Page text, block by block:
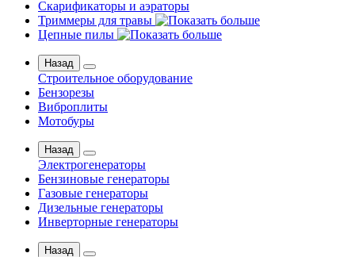
Скарификаторы и аэраторы
Триммеры для травы
Цепные пилы
Назад
Строительное оборудование
Бензорезы
Виброплиты
Мотобуры
Назад
Электрогенераторы
Бензиновые генераторы
Газовые генераторы
Дизельные генераторы
Инверторные генераторы
Назад